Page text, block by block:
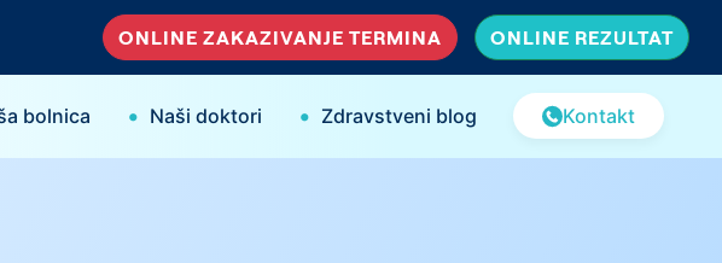
ONLINE ZAKAZIVANJE TERMINA ONLINE REZULTAT
bolnica • Naši doktori • Zdravstveni blog Kontakt